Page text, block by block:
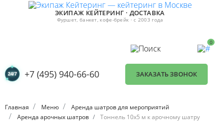
ЭКИПАЖ КЕЙТЕРИНГ · ДОСТАВКА
Фуршет, банкет, кофе-брейк · с 2003 года
0
+7 (495) 940-66-60 ЗАКАЗАТЬ ЗВОНОК
Главная Меню
Аренда шатров для мероприятий
Аренда арочных шатров
Тоннель 10х5 м к арочному шатру